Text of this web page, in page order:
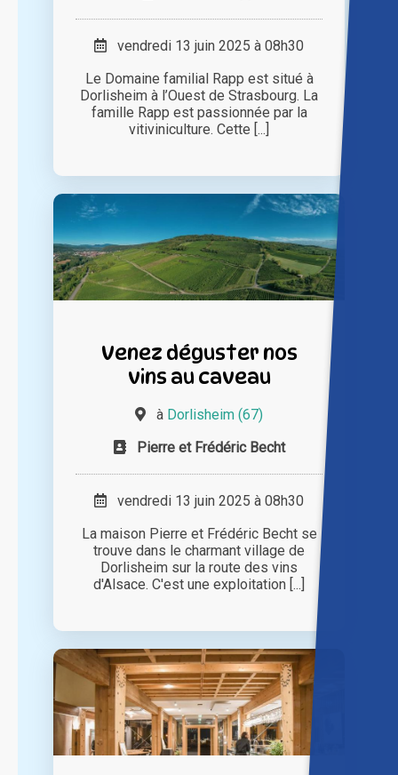
vendredi 13 juin 2025 à 08h30
Le Domaine familial Rapp est situé à
Dorlisheim à l’Ouest de Strasbourg. La
famille Rapp est passionnée par la
vitiviniculture. Cette [...]
Venez déguster nos
vins au caveau
à Dorlisheim (67)
Pierre et Frédéric Becht
vendredi 13 juin 2025 à 08h30
La maison Pierre et Frédéric Becht se
trouve dans le charmant village de
Dorlisheim sur la route des vins
d'Alsace. C'est une exploitation [...]